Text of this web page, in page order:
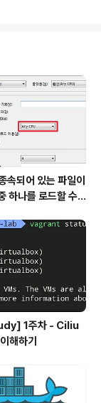
속되어 있는 파일이
하나를 로드할 수
1주차 - Ciliu
해하기